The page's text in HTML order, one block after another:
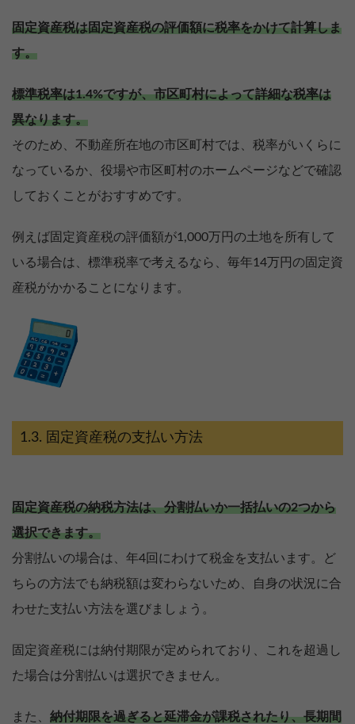
固定資産税は固定資産税の評価額に税率をかけて計算しま
す。
標準税率は1.4%ですが、市区町村によって詳細な税率は
異なります。
そのため、不動産所在地の市区町村では、税率がいくらに
なっているか、役場や市区町村のホームページなどで確認
しておくことがおすすめです。
例えば固定資産税の評価額が1,000万円の土地を所有して
いる場合は、標準税率で考えるなら、毎年14万円の固定資
産税がかかることになります。
固定資産税の支払い方法
固定資産税の納税方法は、分割払いか一括払いの2つから
選択できます。
分割払いの場合は、年4回にわけて税金を支払います。ど
ちらの方法でも納税額は変わらないため、自身の状況に合
わせた支払い方法を選びましょう。
固定資産税には納付期限が定められており、これを超過し
た場合は分割払いは選択できません。
また、 納付期限を過ぎると延滞金が課税されたり、長期間